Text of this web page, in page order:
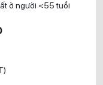
ở người <55 tuổi